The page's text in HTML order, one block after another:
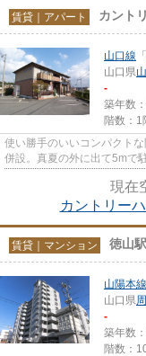
賃貸｜アパート カント
山口線 「
山口県
-
築年数
階数：1
使い勝手のいいコンパクト
併設。真夏の外に出て5mで
現在
カントリー
賃貸｜マンション 徳山
山陽本線
山口県
-
築年数
階数：